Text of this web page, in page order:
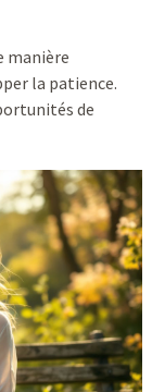
manière
la patience.
de